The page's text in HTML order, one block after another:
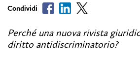
Perché una nuova rivista
diritto antidiscriminatorio?